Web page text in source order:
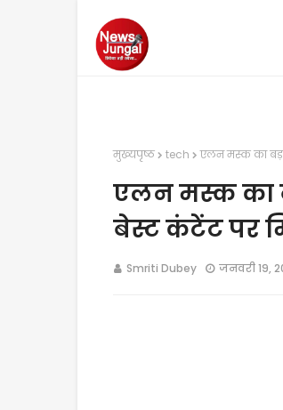
मुख्यपृष्ठ tech एलन मस्क का बड़ा
एलन मस्क का
बेस्ट कंटेंट पर
Smriti Dubey जनवरी 19,